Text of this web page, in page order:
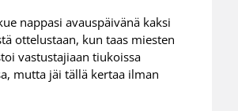
nappasi avauspäivänä kaksi
ottelustaan, kun taas miesten
vastustajiaan tiukoissa
mutta jäi tällä kertaa ilman